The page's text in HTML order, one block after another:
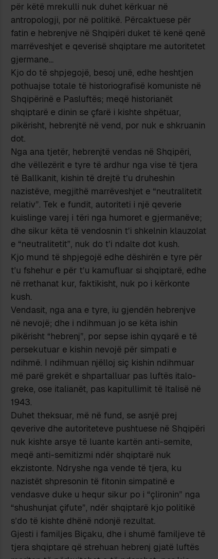
për këtë mrekulli nuk duhet kërkuar në
antropologji, por në politikë. Përcaktuese për
fatin e hebrenjve në Shqipëri duket të kenë qenë
marrëveshjet e qeverisë shqiptare me autoritetet
gjermane…
Kjo do të shpjegojë, besoj unë, edhe heshtjen
pothuajse totale të historiografisë komuniste në
Shqipërinë e Pasluftës; meqë historianët
shqiptarë e dinin se çfarë i kishte shpëtuar,
pikërisht, hebrenjtë në vend, por nuk e shkruanin
dot.
Nga ana tjetër, hebrenjtë vendas në Shqipëri,
dhe vëllezërit e tyre të ardhur nga vise të tjera
të Ballkanit, kishin të drejtë t’u druheshin
nazistëve, megjithë marrëveshjet e “neutralitetit
relativ”. Tek e fundit, autoriteti i një qeverie
kuislinge varej i tëri nga humoret e gjermanëve;
dhe sikur këta të vendosnin t’i shkelnin klauzolat
e “neutralitetit”, nuk do t’i ndalte dot kush.
Kjo mund të shpjegojë edhe dëshirën e tyre për
t’u fshehur e për t’u kamufluar si shqiptarë, edhe
në rrethanat kur, faktikisht, nuk po i kërkonte
kush.
Vendasit, nga ana e tyre, iu gjendën hebrenjve
në nevojë; dhe i ndihmuan jo se këta ishin
pikërisht “hebrenj”, por sepse ishin qyqarë e të
persekutuar e kishin nevojë për simpati e
ndihmë. I ndihmuan njëlloj siç kishin ndihmuar
më parë grekët e shpartalluar pas luftës italo-
greke, ose italianët, pas kapitullimit të Italisë në
1943.
Duhet theksuar, më në fund, se asnjë prej
qeverive dhe autoriteteve pushtuese në Shqipëri
nuk kishte arsye të luante kartën anti-semite,
meqë anti-semitizmi ndër shqiptarë nuk
ekzistonte. Ndryshe nga vende të tjera, ku
nazistët shpresonin të fitonin simpatinë e
vendasve duke u hequr sikur po i “çlironin” nga
“shushunjat çifute”, ndër shqiptarë kjo politikë
s’do të kishte dhënë ndonjë rezultat.
Gjesti i familjes Biçaku, dhe i shumë familjeve të
tjera shqiptare që strehuan hebrenj gjatë luftës